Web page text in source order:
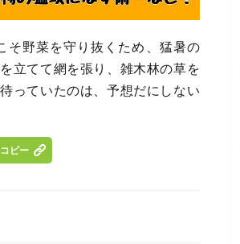
野菜を守り抜くため、猛暑の
立てて網を張り、雑木林の草を
っていたのは、予想だにしない
ピー